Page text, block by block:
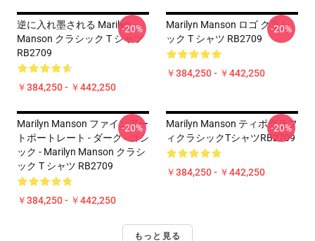
逆に入れ墨される Marilyn
Manson クラシック T シャツ
RB2709
￥384,250 - ￥442,250
-20%
Marilyn Manson ロゴ クラシ
ック T シャツ RB2709
￥384,250 - ￥442,250
-20%
Marilyn Manson ファインアー
トポートレート - ダーク - ゴシ
ック - Marilyn Manson クラシ
ック T シャツ RB2709
￥384,250 - ￥442,250
-20%
Marilyn Manson ティポグラフ
ィクラシックTシャツRB2709
￥384,250 - ￥442,250
-20%
もっと見る